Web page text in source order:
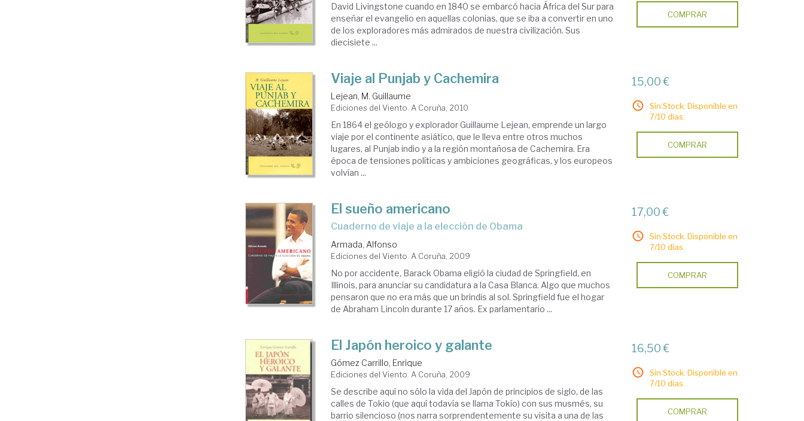
David Livingstone cuando en 1840 se embarcó hacia África del Sur para
enseñar el evangelio en aquellas colonias, que se iba a convertir en uno
de los exploradores más admirados de nuestra civilización. Sus
diecisiete ...
COMPRAR
Viaje al Punjab y Cachemira
Lejean, M. Guillaume
Ediciones del Viento. A Coruña, 2010
En 1864 el geólogo y explorador Guillaume Lejean, emprende un largo
viaje por el continente asiático, que le lleva entre otros muchos
lugares, al Punjab indio y a la región montañosa de Cachemira. Era
época de tensiones políticas y ambiciones geográficas, y los europeos
volvían ...
15,00 €
Sin Stock. Disponible en
7/10 días.
COMPRAR
El sueño americano
cuaderno de viaje a la elección de Obama
Armada, Alfonso
Ediciones del Viento. A Coruña, 2009
No por accidente, Barack Obama eligió la ciudad de Springfield, en
Illinois, para anunciar su candidatura a la Casa Blanca. Algo que muchos
pensaron que no era más que un brindis al sol. Springfield fue el hogar
de Abraham Lincoln durante 17 años. Ex parlamentario ...
17,00 €
Sin Stock. Disponible en
7/10 días.
COMPRAR
El Japón heroico y galante
Gómez Carrillo, Enrique
Ediciones del Viento. A Coruña, 2009
Se describe aquí no sólo la vida del Japón de principios de siglo, de las
calles de Tokio (que aquí todavía se llama Tokío) con sus musmés, su
barrio silencioso (nos narra sorprendentemente su visita a una de las
16,50 €
Sin Stock. Disponible en
7/10 días.
COMPRAR